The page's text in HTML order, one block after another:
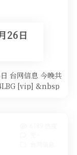
26日
台网信息 今晚共
[vip] &nbsp